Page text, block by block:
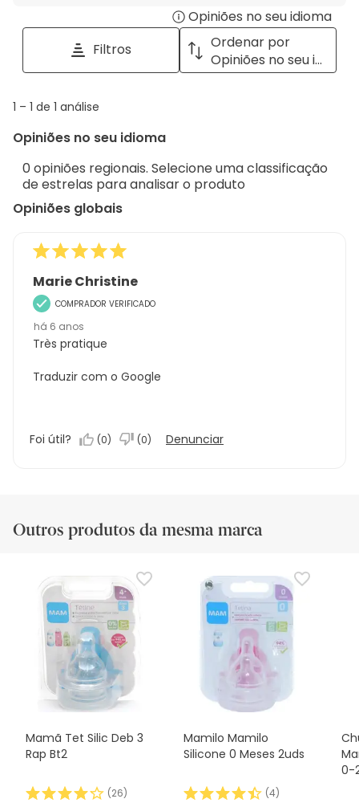
Opiniões no seu idioma
a
with
Filtros
Ordenar por
Opiniões no seu idioma
1
1
análise
1 – 1 de 1 análise
Opiniões no seu idioma
0 opiniões regionais. Selecione uma classificação
de estrelas para analisar o produto
Opiniões globais
Marie Christine
COMPRADOR VERIFICADO
há 6 anos
Très pratique
Traduzir com o Google
Foi útil? (0) (0) Denunciar
Outros produtos da mesma marca
Mamã Tet Silic Deb 3
Rap Bt2
(26)
Mamilo Mamilo
Silicone 0 Meses 2uds
(4)
0-